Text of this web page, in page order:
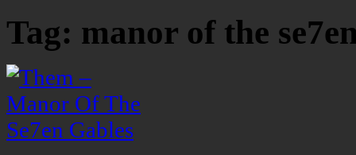
Tag: manor of the